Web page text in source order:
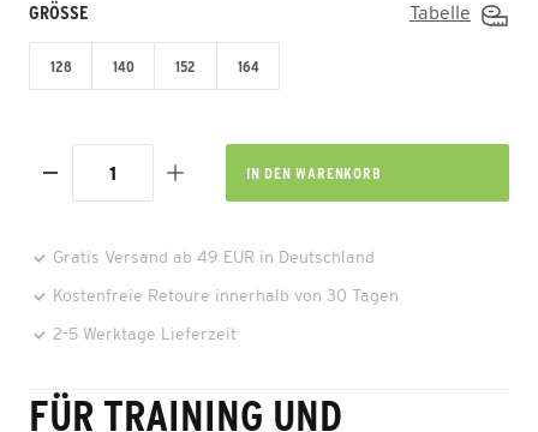
GRÖSSE Tabelle
128 140 152 164
IN DEN WARENKORB
Gratis Versand ab 49 EUR in Deutschland
Kostenfreie Retoure innerhalb von 30 Tagen
2-5 Werktage Lieferzeit
FÜR TRAINING UND